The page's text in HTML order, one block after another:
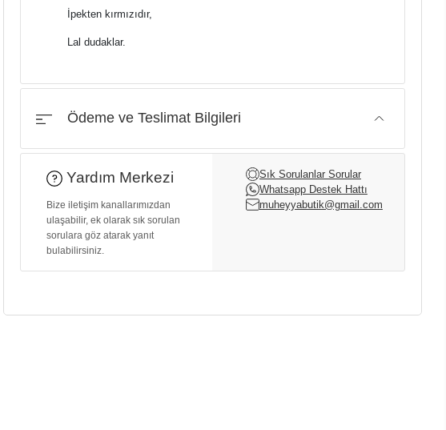
İpekten kırmızıdır,
Lal dudaklar.
Ödeme ve Teslimat Bilgileri
Yardım Merkezi
Bize iletişim kanallarımızdan
ulaşabilir, ek olarak sık sorulan
sorulara göz atarak yanıt
bulabilirsiniz.
Sık Sorulanlar Sorular
Whatsapp Destek Hattı
muheyyabutik@gmail.com